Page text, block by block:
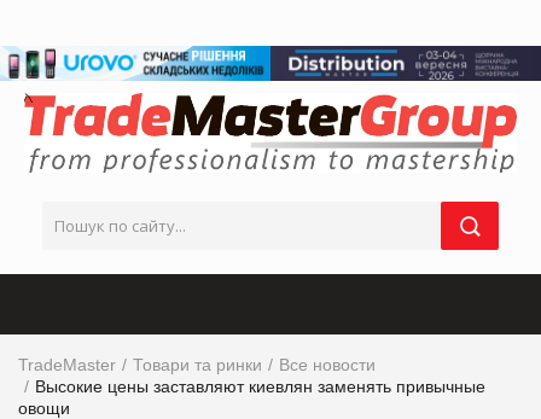
TradeMaster Товари та ринки
Все новости
Высокие цены заставляют киевлян заменять привычные
овощи